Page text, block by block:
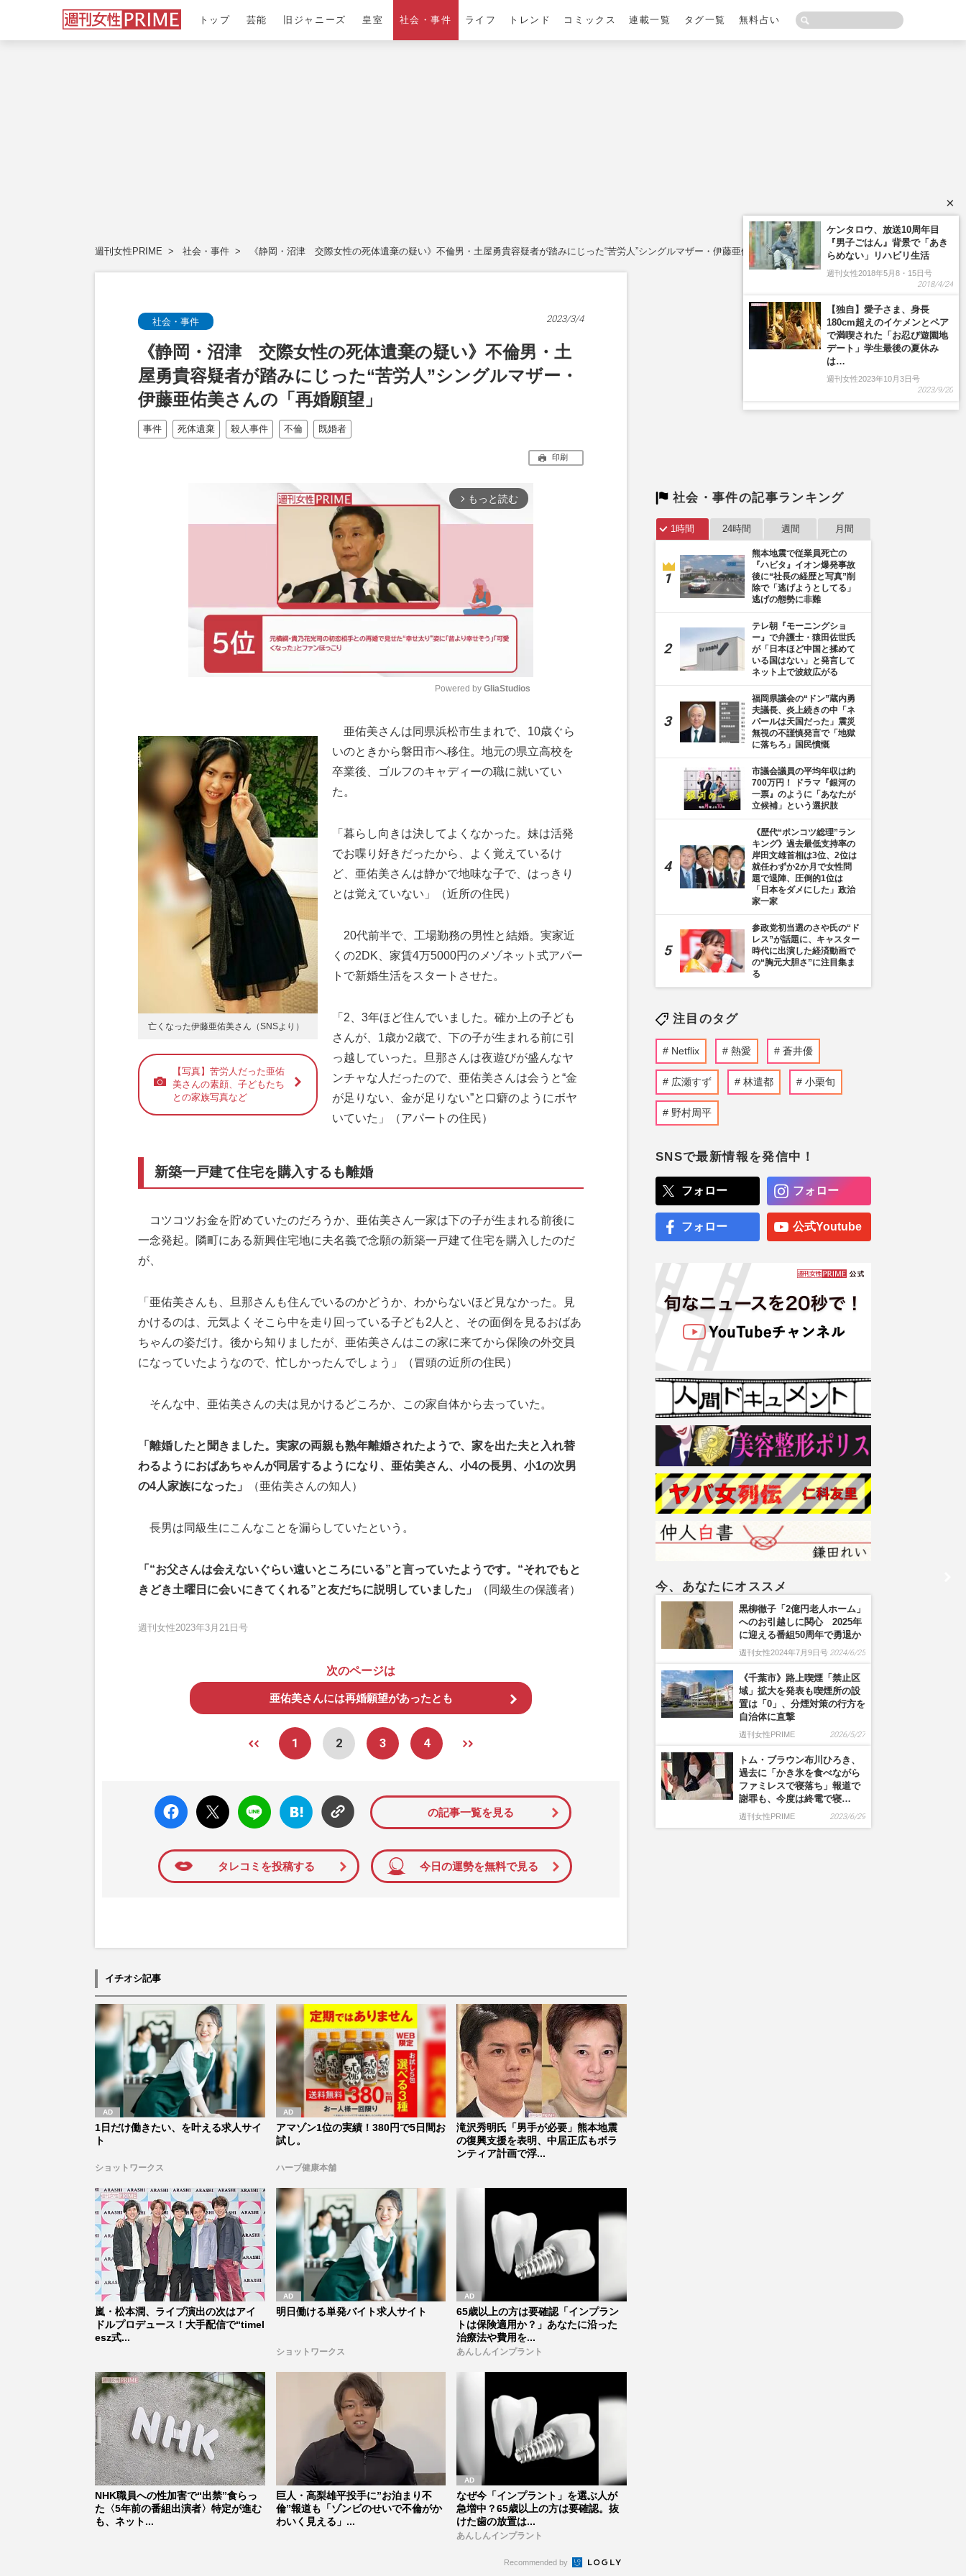
トップ 芸能 旧ジャニーズ 皇室 社会・事件 ライフ トレンド コミックス 連載一覧 タグ一覧 無料占い
週刊女性PRIME 社会・事件 《静岡・沼津 交際女性の死体遺棄の疑い》不倫男・土屋勇貴容疑者が踏みにじった“苦労人”シングルマザー・伊藤亜佑美さんの「再婚願望」
社会・事件 2023/3/4
《静岡・沼津 交際女性の死体遺棄の疑い》不倫男・土
屋勇貴容疑者が踏みにじった“苦労人”シングルマザー・
伊藤亜佑美さんの「再婚願望」
事件 死体遺棄 殺人事件 不倫 既婚者
印刷
arrow_forward_ios もっと読む
M
t
Powered by GliaStudios
亡くなった伊藤亜佑美さん（SNSより）
【写真】苦労人だった亜佑
美さんの素顔、子どもたち
との家族写真など
亜佑美さんは同県浜松市生まれで、10歳ぐら
いのときから磐田市へ移住。地元の県立高校を
卒業後、ゴルフのキャディーの職に就いてい
た。
「暮らし向きは決してよくなかった。妹は活発
でお喋り好きだったから、よく覚えているけ
ど、亜佑美さんは静かで地味な子で、はっきり
とは覚えていない」（近所の住民）
20代前半で、工場勤務の男性と結婚。実家近
くの2DK、家賃4万5000円のメゾネット式アパー
トで新婚生活をスタートさせた。
「2、3年ほど住んでいました。確か上の子ども
さんが、1歳か2歳で、下の子が生まれる前に引
っ越していった。旦那さんは夜遊びが盛んなヤ
ンチャな人だったので、亜佑美さんは会うと“金
が足りない、金が足りない”と口癖のようにボヤ
いていた」（アパートの住民）
新築一戸建て住宅を購入するも離婚
コツコツお金を貯めていたのだろうか、亜佑美さん一家は下の子が生まれる前後に
一念発起。隣町にある新興住宅地に夫名義で念願の新築一戸建て住宅を購入したのだ
が、
「亜佑美さんも、旦那さんも住んでいるのかどうか、わからないほど見なかった。見
かけるのは、元気よくそこら中を走り回っている子ども2人と、その面倒を見るおばあ
ちゃんの姿だけ。後から知りましたが、亜佑美さんはこの家に来てから保険の外交員
になっていたようなので、忙しかったんでしょう」（冒頭の近所の住民）
そんな中、亜佑美さんの夫は見かけるどころか、この家自体から去っていた。
「離婚したと聞きました。実家の両親も熟年離婚されたようで、家を出た夫と入れ替
わるようにおばあちゃんが同居するようになり、亜佑美さん、小4の長男、小1の次男
の4人家族になった」
（亜佑美さんの知人）
長男は同級生にこんなことを漏らしていたという。
「“お父さんは会えないぐらい遠いところにいる”と言っていたようです。“それでもと
きどき土曜日に会いにきてくれる”と友だちに説明していました」
（同級生の保護者）
週刊女性2023年3月21日号
次のページは
亜佑美さんには再婚願望があったとも
1 2 3 4
faceboo
k いい
ね
X ポス
ト
LINE
はてな
ブック
マーク
の記事一覧を見る
タレコミを投稿する 今日の運勢を無料で見る
イチオシ記事
1日だけ働きたい、を叶える求人サイ
ト
ショットワークス
アマゾン1位の実績！380円で5日間お
試し。
ハーブ健康本舗
滝沢秀明氏「男手が必要」熊本地震
の復興支援を表明、中居正広もボラ
ンティア計画で浮...
嵐・松本潤、ライブ演出の次はアイ
ドルプロデュース！大手配信で“timel
esz式...
明日働ける単発バイト求人サイト
ショットワークス
65歳以上の方は要確認「インプラン
トは保険適用か？」あなたに沿った
治療法や費用を...
あんしんインプラント
NHK職員への性加害で“出禁”食らっ
た〈5年前の番組出演者〉特定が進む
も、ネット...
巨人・高梨雄平投手に”お泊まり不
倫”報道も「ゾンビのせいで不倫がか
わいく見える」...
なぜ今「インプラント」を選ぶ人が
急増中？65歳以上の方は要確認。抜
けた歯の放置は...
あんしんインプラント
Recommended by
社会・事件の記事ランキング
1時間 24時間 週間 月間
熊本地震で従業員死亡の
『ハビタ』イオン爆発事故
後に“社長の経歴と写真”削
除で「逃げようとしてる」
逃げの態勢に非難
テレ朝『モーニングショ
ー』で弁護士・猿田佐世氏
が「日本ほど中国と揉めて
いる国はない」と発言して
ネット上で波紋広がる
福岡県議会の“ドン”蔵内勇
夫議長、炎上続きの中「ネ
パールは天国だった」震災
無視の不謹慎発言で「地獄
に落ちろ」国民憤慨
市議会議員の平均年収は約
700万円！ ドラマ『銀河の
一票』のように「あなたが
立候補」という選択肢
《歴代“ポンコツ総理”ラン
キング》過去最低支持率の
岸田文雄首相は3位、2位は
就任わずか2か月で女性問
題で退陣、圧倒的1位は
「日本をダメにした」政治
家一家
参政党初当選のさや氏の“ド
レス”が話題に、キャスター
時代に出演した経済動画で
の“胸元大胆さ”に注目集ま
る
注目のタグ
Netflix 熱愛 蒼井優
広瀬すず 林遣都 小栗旬
野村周平
SNSで最新情報を発信中！
フォロー フォロー
フォロー 公式Youtube
今、あなたにオススメ
黒柳徹子「2億円老人ホーム」
へのお引越しに関心 2025年
に迎える番組50周年で勇退か
週刊女性2024年7月9日号 2024/6/25
《千葉市》路上喫煙「禁止区
域」拡大を発表も喫煙所の設
置は「0」、分煙対策の行方を
自治体に直撃
週刊女性PRIME 2026/5/27
トム・ブラウン布川ひろき、
過去に「かき氷を食べながら
ファミレスで寝落ち」報道で
謝罪も、今度は終電で寝…
週刊女性PRIME 2023/6/29
×